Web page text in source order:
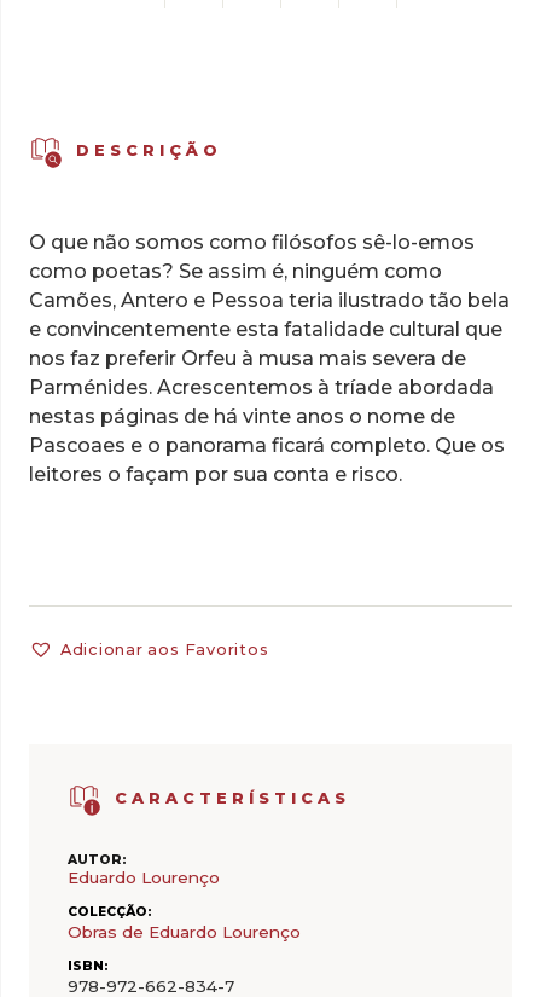
CARACTERÍSTICAS
AUTOR:
Eduardo Lourenço
COLECÇÃO:
Obras de Eduardo Lourenço
ISBN:
978-972-662-834-7
DESCRIÇÃO
O que não somos como filósofos sê-lo-emos
como poetas? Se assim é, ninguém como
Camões, Antero e Pessoa teria ilustrado tão bela
e convincentemente esta fatalidade cultural que
nos faz preferir Orfeu à musa mais severa de
Parménides. Acrescentemos à tríade abordada
nestas páginas de há vinte anos o nome de
Pascoaes e o panorama ficará completo. Que os
leitores o façam por sua conta e risco.
Adicionar aos Favoritos